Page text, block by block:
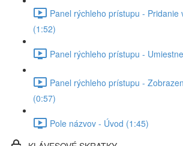
Panel rýchleho prístupu - Pridanie
(1:52)
Panel rýchleho prístupu -
Panel rýchleho prístupu -
(0:57)
Pole názvov - Úvod (1:45)